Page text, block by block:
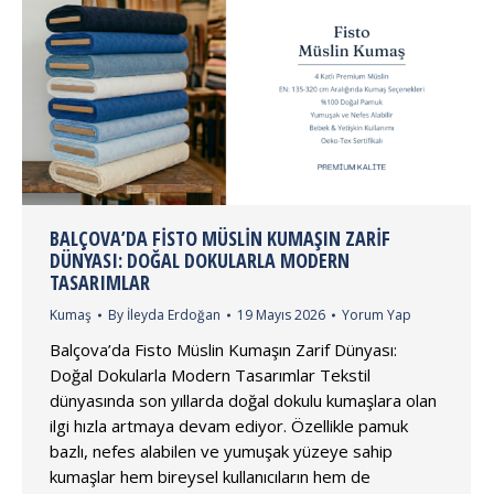
BALÇOVA’DA FISTO MÜSLIN KUMAŞIN ZARIF
DÜNYASI: DOĞAL DOKULARLA MODERN
TASARIMLAR
Kumaş By İleyda Erdoğan 19 Mayıs 2026 Yorum Yap
Balçova’da Fisto Müslin Kumaşın Zarif Dünyası:
Doğal Dokularla Modern Tasarımlar Tekstil
dünyasında son yıllarda doğal dokulu kumaşlara olan
ilgi hızla artmaya devam ediyor. Özellikle pamuk
bazlı, nefes alabilen ve yumuşak yüzeye sahip
kumaşlar hem bireysel kullanıcıların hem de